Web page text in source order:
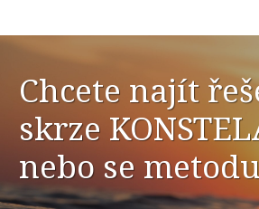
Chcete najít
skrze
nebo se